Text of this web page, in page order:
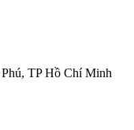
TP Hồ Chí Minh